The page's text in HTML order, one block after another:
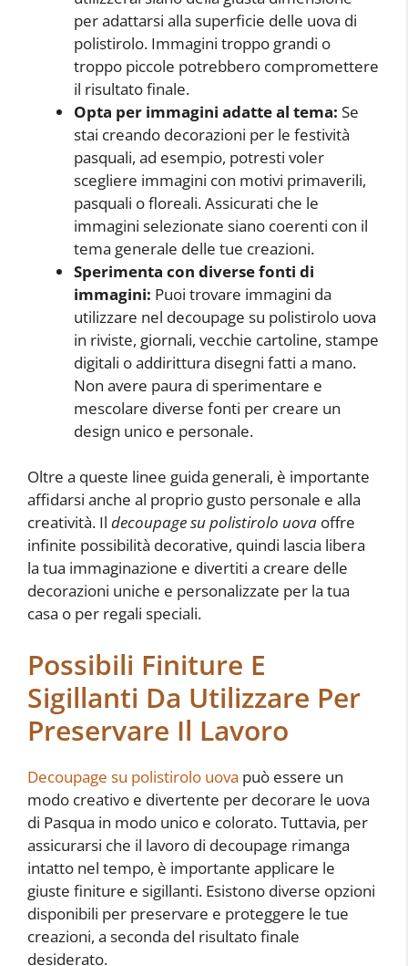
per adattarsi alla superficie delle uova di
polistirolo. Immagini troppo grandi o
troppo piccole potrebbero compromettere
il risultato finale.
Opta per immagini adatte al tema: Se
stai creando decorazioni per le festività
pasquali, ad esempio, potresti voler
scegliere immagini con motivi primaverili,
pasquali o floreali. Assicurati che le
immagini selezionate siano coerenti con il
tema generale delle tue creazioni.
Sperimenta con diverse fonti di
immagini: Puoi trovare immagini da
utilizzare nel decoupage su polistirolo uova
in riviste, giornali, vecchie cartoline, stampe
digitali o addirittura disegni fatti a mano.
Non avere paura di sperimentare e
mescolare diverse fonti per creare un
design unico e personale.
Oltre a queste linee guida generali, è importante
affidarsi anche al proprio gusto personale e alla
creatività. Il decoupage su polistirolo uova offre
infinite possibilità decorative, quindi lascia libera
la tua immaginazione e divertiti a creare delle
decorazioni uniche e personalizzate per la tua
casa o per regali speciali.
Possibili Finiture E
Sigillanti Da Utilizzare Per
Preservare Il Lavoro
Decoupage su polistirolo uova può essere un
modo creativo e divertente per decorare le uova
di Pasqua in modo unico e colorato. Tuttavia, per
assicurarsi che il lavoro di decoupage rimanga
intatto nel tempo, è importante applicare le
giuste finiture e sigillanti. Esistono diverse opzioni
disponibili per preservare e proteggere le tue
creazioni, a seconda del risultato finale
desiderato.